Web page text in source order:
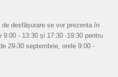
desfășurare se vor prezenta în
9:00 - 13:30 și 17:30 -19:30 pentru
29-30 septembrie, orele 9:00 -